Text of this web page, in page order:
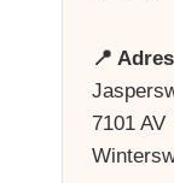
📍 Adres
7101 AV